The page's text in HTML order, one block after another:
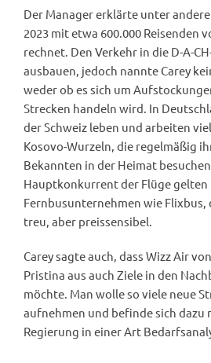
Der Manager erklärte unter
2023 mit etwa 600.000 Reisenden
rechnet. Den Verkehr in die D-A-
ausbauen, jedoch nannte Carey
weder ob es sich um
Strecken handeln wird. In
der Schweiz leben und arbeiten
Kosovo-Wurzeln, die regelmäßig
Bekannten in der Heimat
Hauptkonkurrent der Flüge gelten
Fernbusunternehmen wie Flixbus,
treu, aber preissensibel.
Carey sagte auch, dass Wizz Air
Pristina aus auch Ziele in den
möchte. Man wolle so viele neue
aufnehmen und befinde sich dazu
Regierung in einer Art